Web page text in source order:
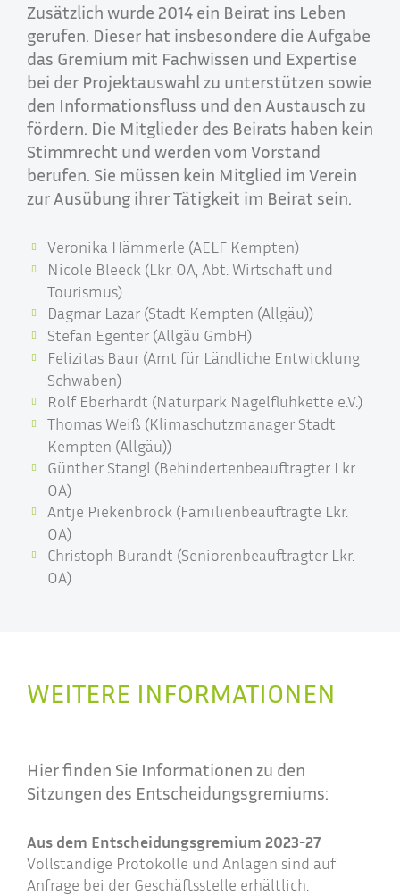
Zusätzlich wurde 2014 ein Beirat ins Leben
gerufen. Dieser hat insbesondere die Aufgabe
das Gremium mit Fachwissen und Expertise
bei der Projektauswahl zu unterstützen sowie
den Informationsfluss und den Austausch zu
fördern. Die Mitglieder des Beirats haben kein
Stimmrecht und werden vom Vorstand
berufen. Sie müssen kein Mitglied im Verein
zur Ausübung ihrer Tätigkeit im Beirat sein.
Veronika Hämmerle (AELF Kempten)
Nicole Bleeck (Lkr. OA, Abt. Wirtschaft und
Tourismus)
Dagmar Lazar (Stadt Kempten (Allgäu))
Stefan Egenter (Allgäu GmbH)
Felizitas Baur (Amt für Ländliche Entwicklung
Schwaben)
Rolf Eberhardt (Naturpark Nagelfluhkette e.V.)
Thomas Weiß (Klimaschutzmanager Stadt
Kempten (Allgäu))
Günther Stangl (Behindertenbeauftragter Lkr.
OA)
Antje Piekenbrock (Familienbeauftragte Lkr.
OA)
Christoph Burandt (Seniorenbeauftragter Lkr.
OA)
WEITERE INFORMATIONEN
Hier finden Sie Informationen zu den
Sitzungen des Entscheidungsgremiums:
Aus dem Entscheidungsgremium 2023-27
Vollständige Protokolle und Anlagen sind auf
Anfrage bei der Geschäftsstelle erhältlich.